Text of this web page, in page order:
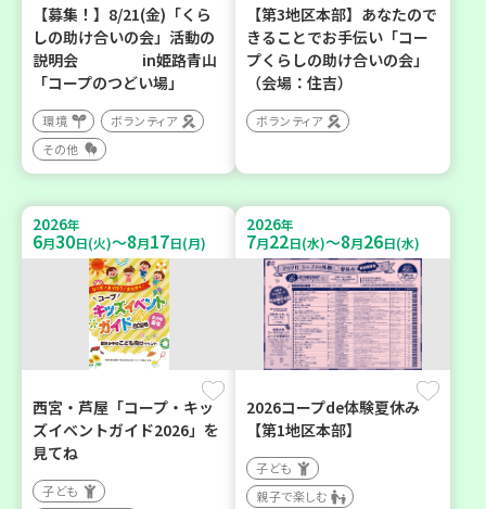
【募集！】8/21(金)「くら
しの助け合いの会」活動の
説明会 in姫路青山
「コープのつどい場」
環境
ボランティア
その他
【第3地区本部】あなたので
きることでお手伝い「コー
プくらしの助け合いの会」
（会場：住吉）
ボランティア
2026年
6月30日(火)～8月17日(月)
西宮・芦屋「コープ・キッ
ズイベントガイド2026」を
見てね
子ども
2026年
7月22日(水)～8月26日(水)
2026コープde体験夏休み
【第1地区本部】
子ども
親子で楽しむ